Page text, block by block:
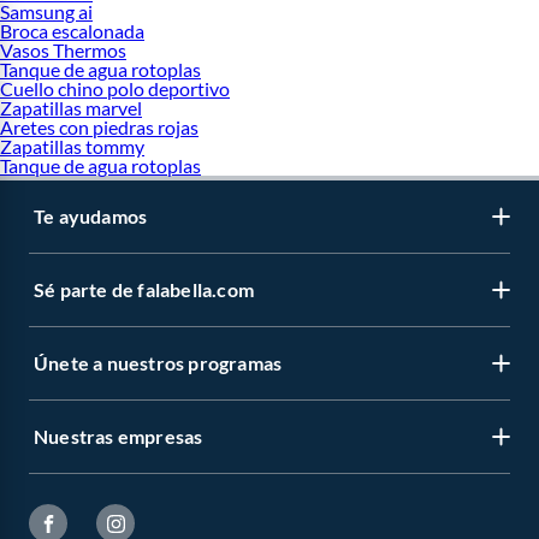
Samsung ai
Broca escalonada
Vasos Thermos
Tanque de agua rotoplas
Cuello chino polo deportivo
Zapatillas marvel
Aretes con piedras rojas
Zapatillas tommy
Tanque de agua rotoplas
Te ayudamos
Sé parte de falabella.com
Únete a nuestros programas
Nuestras empresas